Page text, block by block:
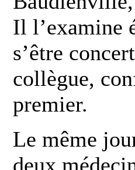
Il l’examine
s’être
collègue,
premier.
Le même
deux